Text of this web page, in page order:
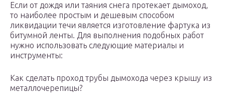
Если от дождя или таяния снега протекает дымоход,
то наиболее простым и дешевым способом
ликвидации течи является изготовление фартука из
битумной ленты. Для выполнения подобных работ
нужно использовать следующие материалы и
инструменты:
Как сделать проход трубы дымохода через крышу из
металлочерепицы?